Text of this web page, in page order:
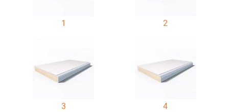
1 2
3 4